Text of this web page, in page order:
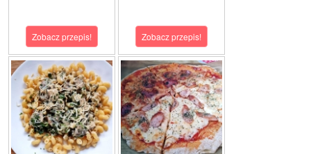
Zobacz przepis! Zobacz przepis!